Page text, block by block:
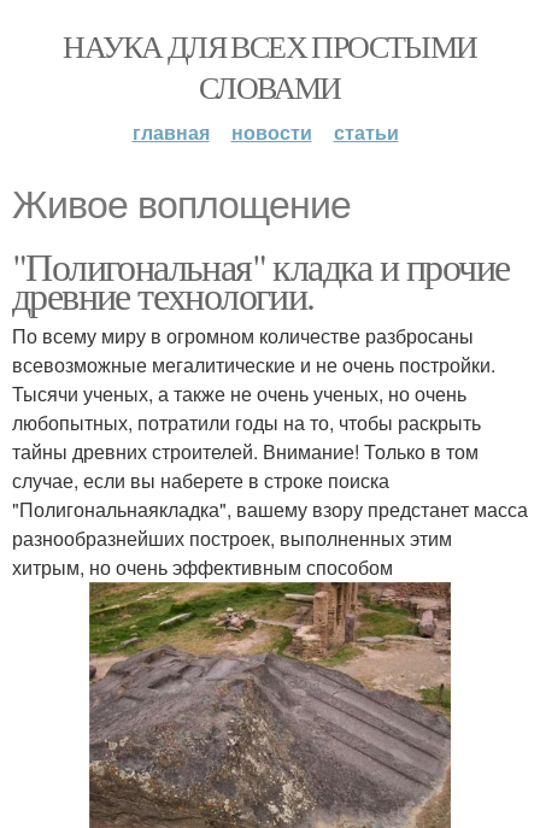
НАУКА ДЛЯ ВСЕХ ПРОСТЫМИ
СЛОВАМИ
главная новости статьи
Живое воплощение
"Полигональная" кладка и прочие
древние технологии.
По всему миру в огромном количестве разбросаны
всевозможные мегалитические и не очень постройки.
Тысячи ученых, а также не очень ученых, но очень
любопытных, потратили годы на то, чтобы раскрыть
тайны древних строителей. Внимание! Только в том
случае, если вы наберете в строке поиска
"Полигональнаякладка", вашему взору предстанет масса
разнообразнейших построек, выполненных этим
хитрым, но очень эффективным способом